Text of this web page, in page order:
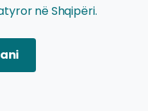
në Shqipëri.